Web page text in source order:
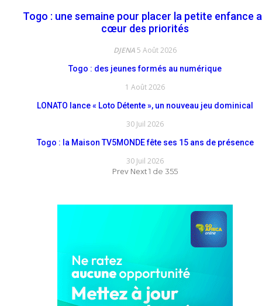
Togo : une semaine pour placer la petite enfance
cœur des priorités
DJENA5 Août 2026
Togo : des jeunes formés au numérique
1 Août 2026
LONATO lance « Loto Détente », un nouveau jeu dominical
30 Juil 2026
Togo : la Maison TV5MONDE fête ses 15 ans de présence
30 Juil 2026
Prev Next1 de 355